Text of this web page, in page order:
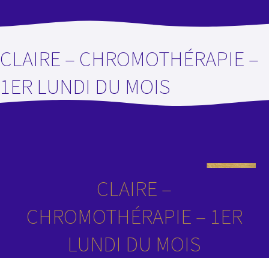
CLAIRE – CHROMOTHÉRAPIE –
1ER LUNDI DU MOIS
CLAIRE –
CHROMOTHÉRAPIE – 1ER
LUNDI DU MOIS